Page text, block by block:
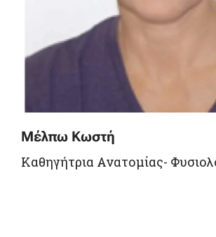
Μέλπω Κωστή
Καθηγήτρια Ανατομίας-